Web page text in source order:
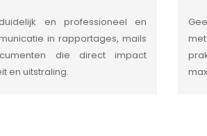
en professioneel en
in rapportages, mails
die direct impact
en uitstraling.